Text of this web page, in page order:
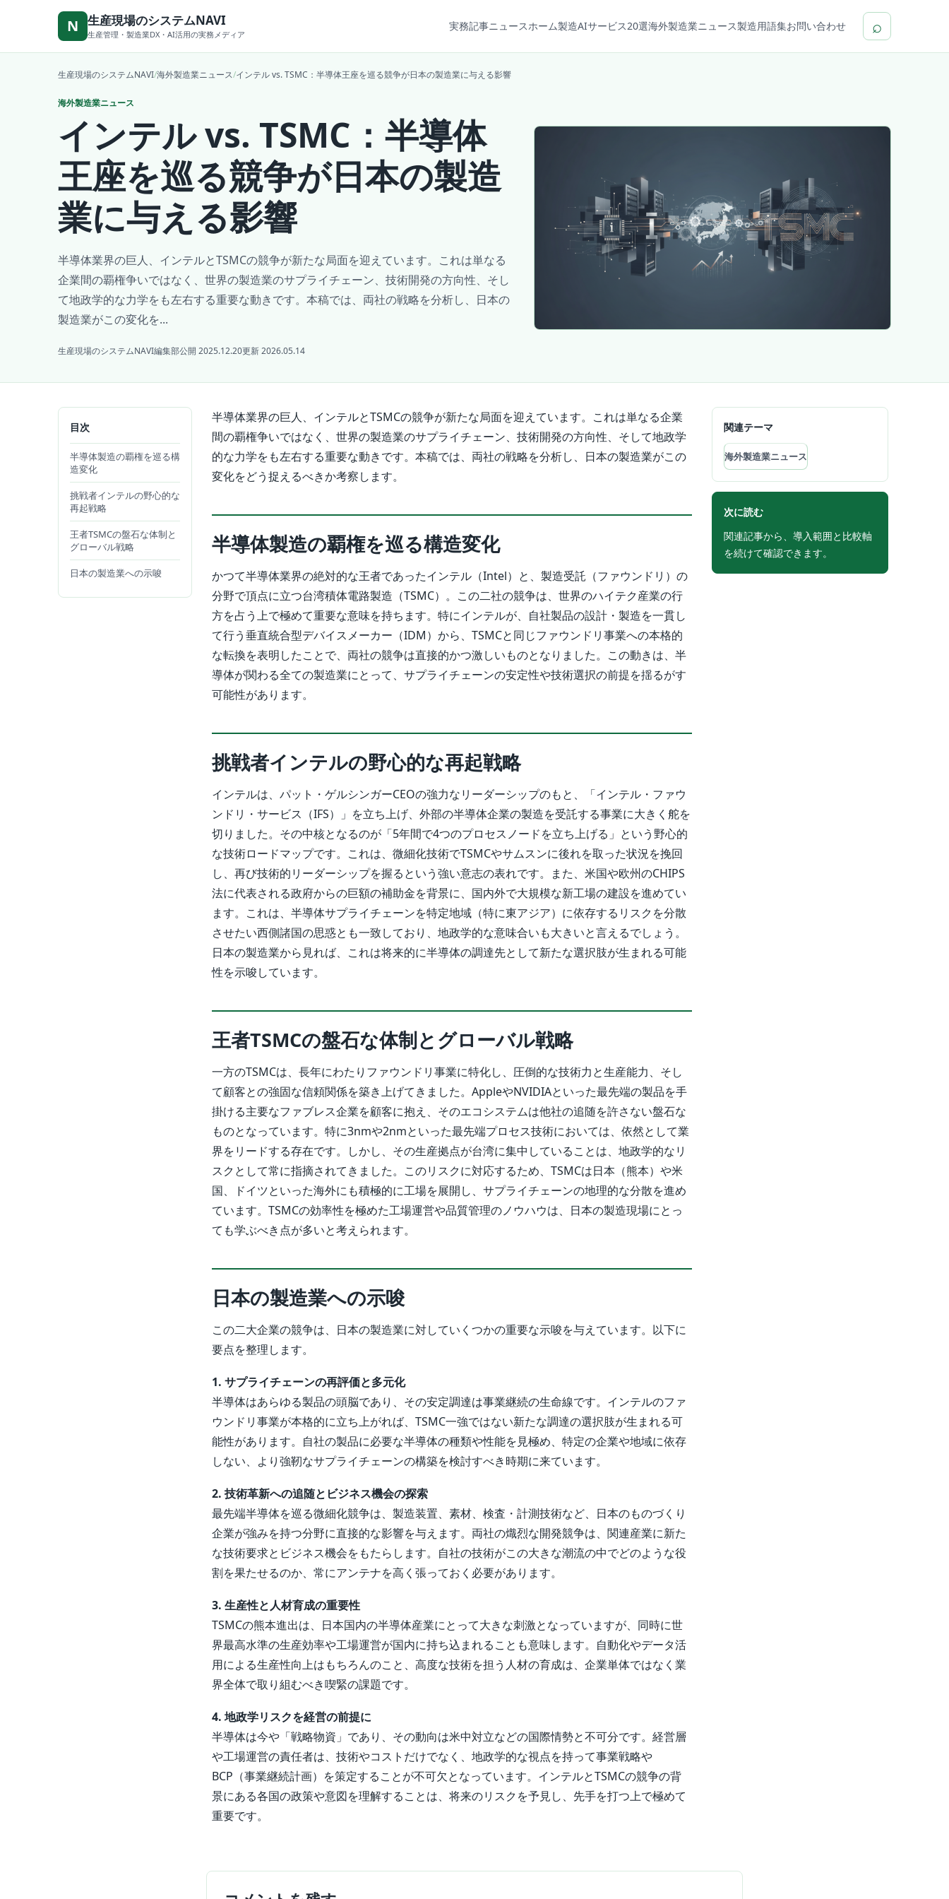
N 生産現場のシステムNAVI
生産管理・製造業DX・AI活用の実務メディア
実務記事ニュースホーム製造AIサービス20選海外製造業ニュース製造用語集お問い合わせ ⌕
生産現場のシステムNAVI/海外製造業ニュース/インテル vs. TSMC：半導体王座を巡る競争が日本の製造業に与える影響
海外製造業ニュース
インテル vs. TSMC：半導体
王座を巡る競争が日本の製造
業に与える影響
半導体業界の巨人、インテルとTSMCの競争が新たな局面を迎えています。これは単なる
企業間の覇権争いではなく、世界の製造業のサプライチェーン、技術開発の方向性、そし
て地政学的な力学をも左右する重要な動きです。本稿では、両社の戦略を分析し、日本の
製造業がこの変化を...
生産現場のシステムNAVI編集部公開 2025.12.20更新 2026.05.14
目次
半導体製造の覇権を巡る構
造変化
挑戦者インテルの野心的な
再起戦略
王者TSMCの盤石な体制と
グローバル戦略
日本の製造業への示唆
半導体業界の巨人、インテルとTSMCの競争が新たな局面を迎えています。これは単なる企業
間の覇権争いではなく、世界の製造業のサプライチェーン、技術開発の方向性、そして地政学
的な力学をも左右する重要な動きです。本稿では、両社の戦略を分析し、日本の製造業がこの
変化をどう捉えるべきか考察します。
半導体製造の覇権を巡る構造変化
かつて半導体業界の絶対的な王者であったインテル（Intel）と、製造受託（ファウンドリ）の
分野で頂点に立つ台湾積体電路製造（TSMC）。この二社の競争は、世界のハイテク産業の行
方を占う上で極めて重要な意味を持ちます。特にインテルが、自社製品の設計・製造を一貫し
て行う垂直統合型デバイスメーカー（IDM）から、TSMCと同じファウンドリ事業への本格的
な転換を表明したことで、両社の競争は直接的かつ激しいものとなりました。この動きは、半
導体が関わる全ての製造業にとって、サプライチェーンの安定性や技術選択の前提を揺るがす
可能性があります。
挑戦者インテルの野心的な再起戦略
インテルは、パット・ゲルシンガーCEOの強力なリーダーシップのもと、「インテル・ファウ
ンドリ・サービス（IFS）」を立ち上げ、外部の半導体企業の製造を受託する事業に大きく舵を
切りました。その中核となるのが「5年間で4つのプロセスノードを立ち上げる」という野心的
な技術ロードマップです。これは、微細化技術でTSMCやサムスンに後れを取った状況を挽回
し、再び技術的リーダーシップを握るという強い意志の表れです。また、米国や欧州のCHIPS
法に代表される政府からの巨額の補助金を背景に、国内外で大規模な新工場の建設を進めてい
ます。これは、半導体サプライチェーンを特定地域（特に東アジア）に依存するリスクを分散
させたい西側諸国の思惑とも一致しており、地政学的な意味合いも大きいと言えるでしょう。
日本の製造業から見れば、これは将来的に半導体の調達先として新たな選択肢が生まれる可能
性を示唆しています。
王者TSMCの盤石な体制とグローバル戦略
一方のTSMCは、長年にわたりファウンドリ事業に特化し、圧倒的な技術力と生産能力、そし
て顧客との強固な信頼関係を築き上げてきました。AppleやNVIDIAといった最先端の製品を手
掛ける主要なファブレス企業を顧客に抱え、そのエコシステムは他社の追随を許さない盤石な
ものとなっています。特に3nmや2nmといった最先端プロセス技術においては、依然として業
界をリードする存在です。しかし、その生産拠点が台湾に集中していることは、地政学的なリ
スクとして常に指摘されてきました。このリスクに対応するため、TSMCは日本（熊本）や米
国、ドイツといった海外にも積極的に工場を展開し、サプライチェーンの地理的な分散を進め
ています。TSMCの効率性を極めた工場運営や品質管理のノウハウは、日本の製造現場にとっ
ても学ぶべき点が多いと考えられます。
日本の製造業への示唆
この二大企業の競争は、日本の製造業に対していくつかの重要な示唆を与えています。以下に
要点を整理します。
1. サプライチェーンの再評価と多元化
半導体はあらゆる製品の頭脳であり、その安定調達は事業継続の生命線です。インテルのファ
ウンドリ事業が本格的に立ち上がれば、TSMC一強ではない新たな調達の選択肢が生まれる可
能性があります。自社の製品に必要な半導体の種類や性能を見極め、特定の企業や地域に依存
しない、より強靭なサプライチェーンの構築を検討すべき時期に来ています。
2. 技術革新への追随とビジネス機会の探索
最先端半導体を巡る微細化競争は、製造装置、素材、検査・計測技術など、日本のものづくり
企業が強みを持つ分野に直接的な影響を与えます。両社の熾烈な開発競争は、関連産業に新た
な技術要求とビジネス機会をもたらします。自社の技術がこの大きな潮流の中でどのような役
割を果たせるのか、常にアンテナを高く張っておく必要があります。
3. 生産性と人材育成の重要性
TSMCの熊本進出は、日本国内の半導体産業にとって大きな刺激となっていますが、同時に世
界最高水準の生産効率や工場運営が国内に持ち込まれることも意味します。自動化やデータ活
用による生産性向上はもちろんのこと、高度な技術を担う人材の育成は、企業単体ではなく業
界全体で取り組むべき喫緊の課題です。
4. 地政学リスクを経営の前提に
半導体は今や「戦略物資」であり、その動向は米中対立などの国際情勢と不可分です。経営層
や工場運営の責任者は、技術やコストだけでなく、地政学的な視点を持って事業戦略や
BCP（事業継続計画）を策定することが不可欠となっています。インテルとTSMCの競争の背
景にある各国の政策や意図を理解することは、将来のリスクを予見し、先手を打つ上で極めて
重要です。
関連テーマ
海外製造業ニュース
次に読む
関連記事から、導入範囲と比較軸
を続けて確認できます。